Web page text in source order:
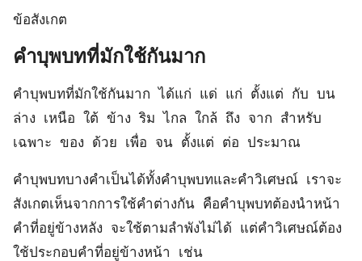
ข้อสังเกต
คำบุพบทที่มักใช้กันมาก
คำบุพบทที่มักใช้กันมาก ได้แก่ แด่ แก่ ตั้งแต่ กับ บน
ล่าง เหนือ ใต้ ข้าง ริม ไกล ใกล้ ถึง จาก สำหรับ
เฉพาะ ของ ด้วย เพื่อ จน ตั้งแต่ ต่อ ประมาณ
คำบุพบทบางคำเป็นได้ทั้งคำบุพบทและคำวิเศษณ์ เราจะ
สังเกตเห็นจากการใช้คำต่างกัน คือคำบุพบทต้องนำหน้า
คำที่อยู่ข้างหลัง จะใช้ตามลำพังไม่ได้ แต่คำวิเศษณ์ต้อง
ใช้ประกอบคำที่อยู่ข้างหน้า เช่น